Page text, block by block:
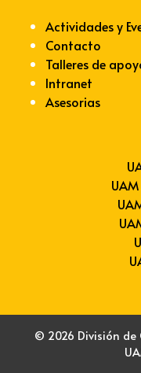
Actividades y
Contacto
Talleres de
Intranet
Asesorias
© 2026 División de